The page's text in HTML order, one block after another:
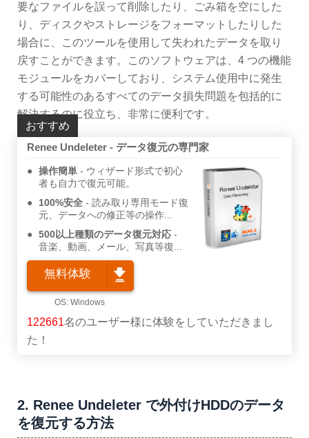
要なファイルを誤って削除したり、ごみ箱を空にした
り、ディスクやストレージをフォーマットしたりした
場合に、このツールを使用して失われたデータを取り
戻すことができます。このソフトウェアは、4 つの機能
モジュールをカバーしており、システム使用中に発生
する可能性のあるすべてのデータ損失問題を包括的に
解決するのに役立ち、非常に便利です。
おすすめ
Renee Undeleter - データ復元の専門家
操作簡単
ウィザード形式で初心
者も自力で復元可能。
100%安全
読み取り専用モード復
元、データへの修正等の操作...
500以上種類のデータ復元対応
音楽、動画、メール、写真等復...
無料体験
122661名のユーザー様に体験をしていただきまし
た！
2. Renee Undeleter で外付けHDDのデータ
を復元する方法